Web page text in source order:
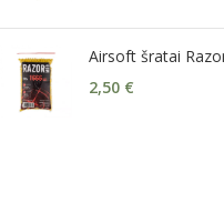
Airsoft šratai
2,50 €